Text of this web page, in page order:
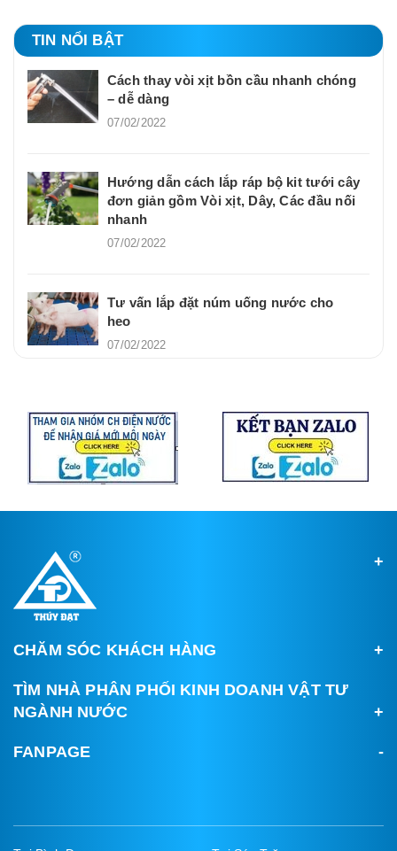
TIN NỔI BẬT
Cách thay vòi xịt bồn cầu nhanh chóng
– dễ dàng
07/02/2022
Hướng dẫn cách lắp ráp bộ kit tưới cây
đơn giản gồm Vòi xịt, Dây, Các đầu nối
nhanh
07/02/2022
Tư vấn lắp đặt núm uống nước cho
heo
07/02/2022
CHĂM SÓC KHÁCH HÀNG
TÌM NHÀ PHÂN PHỐI KINH DOANH VẬT TƯ
NGÀNH NƯỚC
FANPAGE